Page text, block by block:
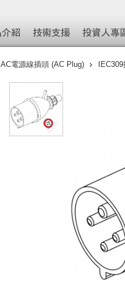
AC電源線插頭 (AC Plug)